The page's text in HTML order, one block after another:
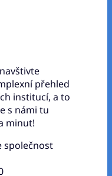
přehled
institucí, a to
s námi tu
minut!
společnost